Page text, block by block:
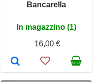
Bancarella
In magazzino (1)
16,00 €